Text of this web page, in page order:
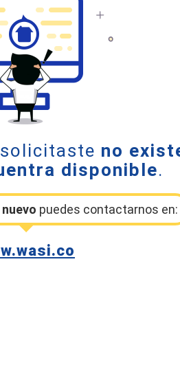
no
disponible.
puedes contactarnos en: